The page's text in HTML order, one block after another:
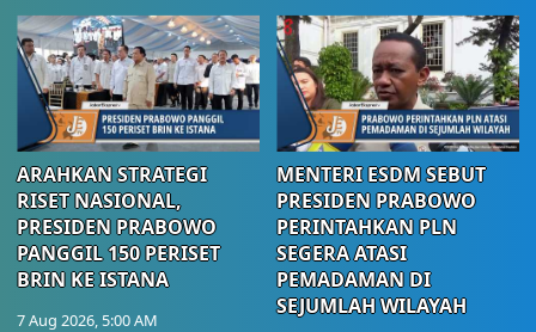
ARAHKAN STRATEGI
RISET NASIONAL,
PRESIDEN PRABOWO
PANGGIL 150 PERISET
BRIN KE ISTANA
7 Aug 2026, 5:00 AM
MENTERI ESDM SEBUT
PRESIDEN PRABOWO
PERINTAHKAN PLN
SEGERA ATASI
PEMADAMAN DI
SEJUMLAH WILAYAH